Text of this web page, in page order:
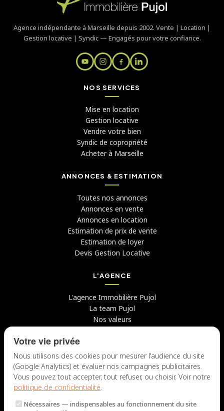
Agence indépendante à Marseille depuis 2002. Vente | Location |
Gestion locative | Syndic — Engagés pour votre confiance.
NOS SERVICES
Mise en location
Gestion locative
Vendre votre bien
Syndic de copropriété
Acheter à Marseille
ANNONCES & ESTIMATION
Toutes nos annonces
Annonces en vente
Annonces en location
Estimation de prix de vente
Estimation de loyer
Devis Gestion Locative
L'AGENCE
L'agence Immobilière Pujol
La team Pujol
Nos valeurs
Avis clients
Candidater chez nous
NOUS CONTACTER
Lun – Jeu : 9h – 12h / 14h – 18h
Votre vie privée
Nous utilisons des cookies pour mesurer l'audience du site
(Google Analytics) et évaluer nos campagnes publicitaires.
Vous pouvez tout accepter, tout refuser, ou choisir. Voir notre
politique de confidentialité.
Nécessaires — indispensables au fonctionnement du site